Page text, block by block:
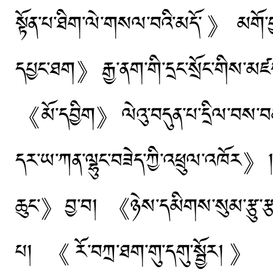
སྟོན་པ་ཐིག་ལེ་གསལ་བའི་མདོ་》
དཔྱང་ཐག》
《མོ་དབྱིག》
དར་ཡ་ཀན་ལྷུང་བཟེད་ཀྱི་འཕྲུལ་འཁོར》
ཆུང་》བྱ་བ། 《
པ། 《རོ་བཀྲ་ཐག་གུ་དགུ་སྦྱོར།》